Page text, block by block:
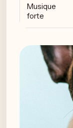
Musique
forte